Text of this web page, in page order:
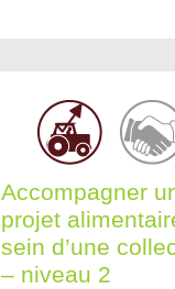
Accompagner
projet
sein d’une
– niveau 2